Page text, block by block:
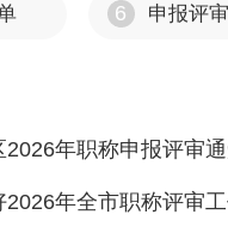
6 申报评
年职称申报评审
年全市职称评审